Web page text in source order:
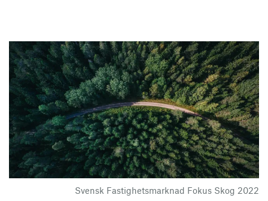
Svensk Fastighetsmarknad Fokus Skog 2022